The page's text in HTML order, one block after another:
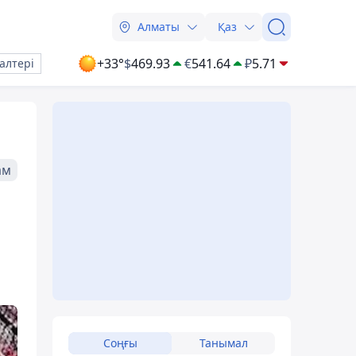
Алматы Қаз
+33°$469.93 €541.64 ₽5.71
Соңғы Танымал